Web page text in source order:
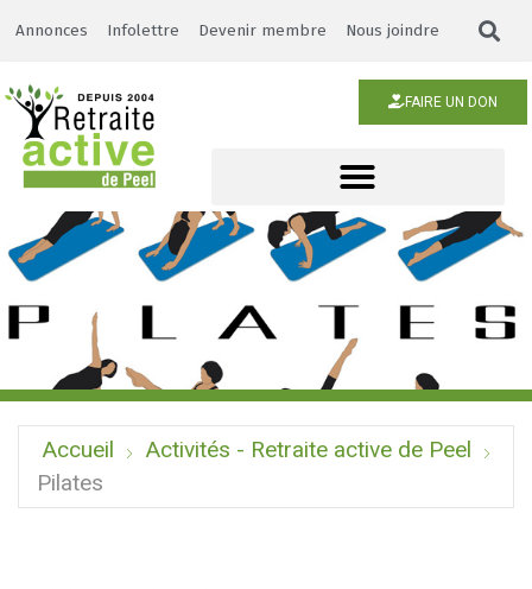
Annonces Infolettre Devenir membre Nous joindre
FAIRE UN DON
Accueil
Activités - Retraite active de Peel
Pilates